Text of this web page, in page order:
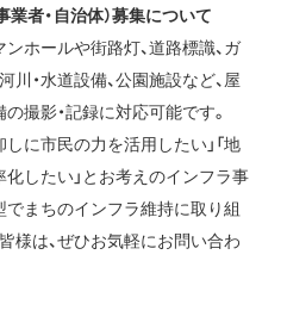
者・自治体）募集について
ンホールや街路灯、道路標識、ガ
川・水道設備、公園施設など、屋
撮影・記録に対応可能です。
しに市民の力を活用したい」「地
したい」とお考えのインフラ事
でまちのインフラ維持に取り組
様は、ぜひお気軽にお問い合わ